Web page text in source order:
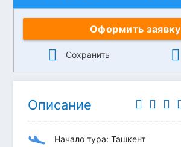
Оформить заявку
Сохранить
Описание
Начало тура: Ташкент